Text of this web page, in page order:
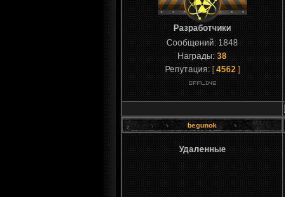
Разработчики
Сообщений: 1848
Награды: 38
Репутация: [4562]
begunok
Удаленные